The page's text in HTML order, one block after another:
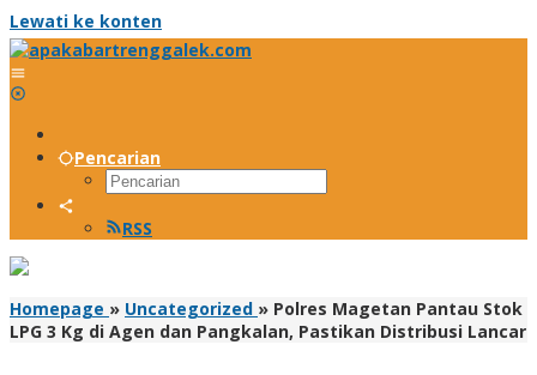
Lewati ke konten
Pencarian
RSS
Homepage » Uncategorized » Polres Magetan Pantau Stok
LPG 3 Kg di Agen dan Pangkalan, Pastikan Distribusi Lancar